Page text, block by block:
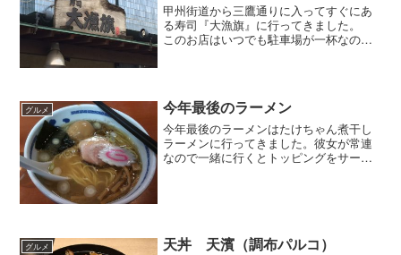
甲州街道から三鷹通りに入ってすぐにあ
る寿司『大漁旗』に行ってきました。
このお店はいつでも駐車場が一杯なので
たが店は半分ぐらいの客...
グルメ 今年最後のラーメン
今年最後のラーメンはたけちゃん煮干し
ラーメンに行ってきました。彼女が常連
なので一緒に行くとトッピングをサービ
グルメ 天丼 天濱（調布パルコ）